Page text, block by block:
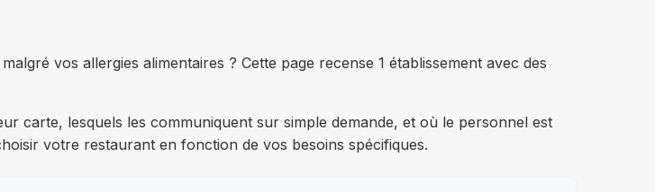
vos allergies alimentaires ? Cette page recense 1 établissement avec des
carte, lesquels les communiquent sur simple demande, et où le personnel est
votre restaurant en fonction de vos besoins spécifiques.